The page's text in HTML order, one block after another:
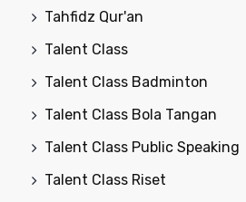
Tahfidz Qur'an
Talent Class
Talent Class Badminton
Talent Class Bola Tangan
Talent Class Public Speaking
Talent Class Riset